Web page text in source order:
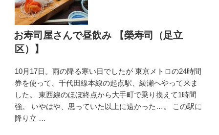
お寿司屋さんで昼飲み 【榮寿司（足立
区）】
10月17日。雨の降る寒い日でしたが 東京メトロの24時間
券を使って、千代田線本線の起点駅、綾瀬へやって来ま
した。 東西線のほぼ終点から大手町で乗り換えて1時間
強。 いやはや、思っていた以上に遠かった…。 この駅に
降り立 …